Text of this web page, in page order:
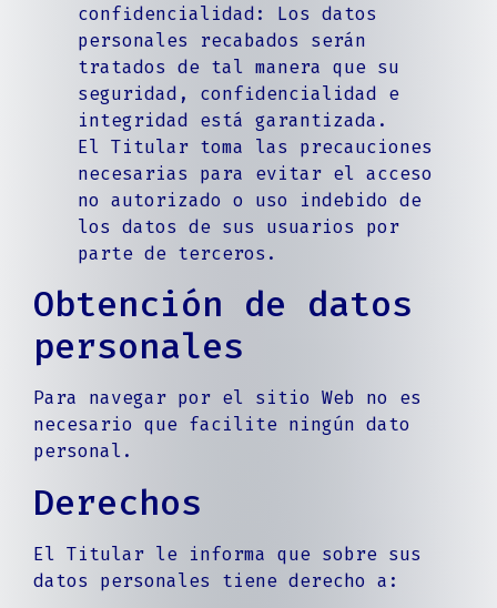
confidencialidad: Los datos
personales recabados serán
tratados de tal manera que su
seguridad, confidencialidad e
integridad está garantizada.
El Titular toma las precauciones
necesarias para evitar el acceso
no autorizado o uso indebido de
los datos de sus usuarios por
parte de terceros.
Obtención de datos
personales
Para navegar por el sitio Web no es
necesario que facilite ningún dato
personal.
Derechos
El Titular le informa que sobre sus
datos personales tiene derecho a: